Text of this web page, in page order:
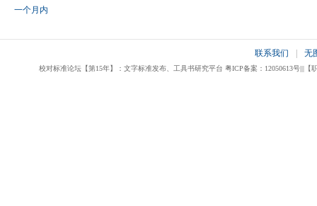
一个月内
联系我们 无
校对标准论坛【第15年】：文字标准发布、工具书研究平台 粤ICP备案：12050613号|||【